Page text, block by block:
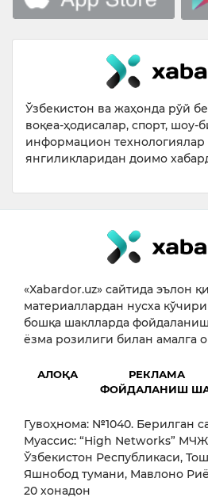
Ўзбекистон ва жаҳонда рўй
воқеа-ҳодисалар, спорт, шоу-
информацион
янгиликларидан доимо
«Xabardor.uz» сайтида эълон
материаллардан нусха
бошқа шаклларда
ёзма розилиги билан
АЛОҚА РЕКЛАМА
ФОЙДАЛАНИШ
Гувоҳнома: №1040. Берилган
Муассис: “High Networks”
Ўзбекистон Республикаси,
Яшнобод тумани, Мавлоно
20 хонадон